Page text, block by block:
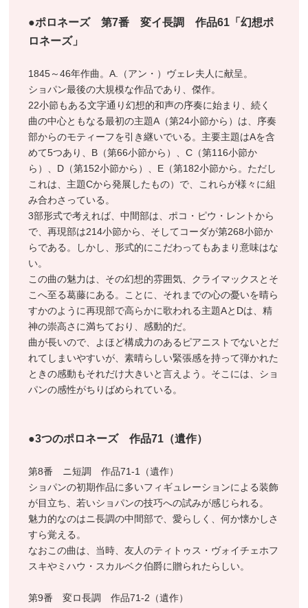
●ポロネーズ 第7番 変イ長調 作品61「幻想ポ
ロネーズ」
1845～46年作曲。A.（アン・）ヴェレ夫人に献呈。
ショパン最後の大規模な作品であり、傑作。
22小節もある文字通り幻想的和声の序奏に始まり、続く
曲の中心ともなる最初の主題A（第24小節から）は、序奏
部からのモティーフを引き継いでいる。主要主題はAを含
めて5つあり、B（第66小節から）、C（第116小節か
ら）、D（第152小節から）、E（第182小節から。ただし
これは、主題Cから発展したもの）で、これらが様々に組
み合わさっている。
3部形式で考えれば、中間部は、ポコ・ピウ・レントから
で、再現部は214小節から、そしてコーダが第268小節か
らである。しかし、形式的にこだわってもあまり意味はな
い。
この曲の魅力は、その幻想的雰囲気、クライマックスとそ
こへ至る葛藤にある。ことに、それまでの心の憂いを晴ら
すかのように再現部で高らかに歌われる主題AとDは、精
神の崇高さに満ちており、感動的だ。
曲が長いので、よほど構成力のあるピアニストでないとだ
れてしまいやすいが、素晴らしい緊張感を持って弾かれた
ときの感動もそれだけ大きいと言えよう。そこには、ショ
パンの感性がちりばめられている。
●3つのポロネーズ 作品71（遺作）
第8番 ニ短調 作品71-1（遺作）
ショパンの初期作品に多いフィギュレーションによる装飾
が目立ち、若いショパンの技巧への試みが感じられる。
魅力的なのはニ長調の中間部で、愛らしく、何か懐かしさ
すら覚える。
なおこの曲は、当時、友人のティトゥス・ヴォイチェホフ
スキやミハウ・スカルベク伯爵に贈られたらしい。
第9番 変ロ長調 作品71-2（遺作）